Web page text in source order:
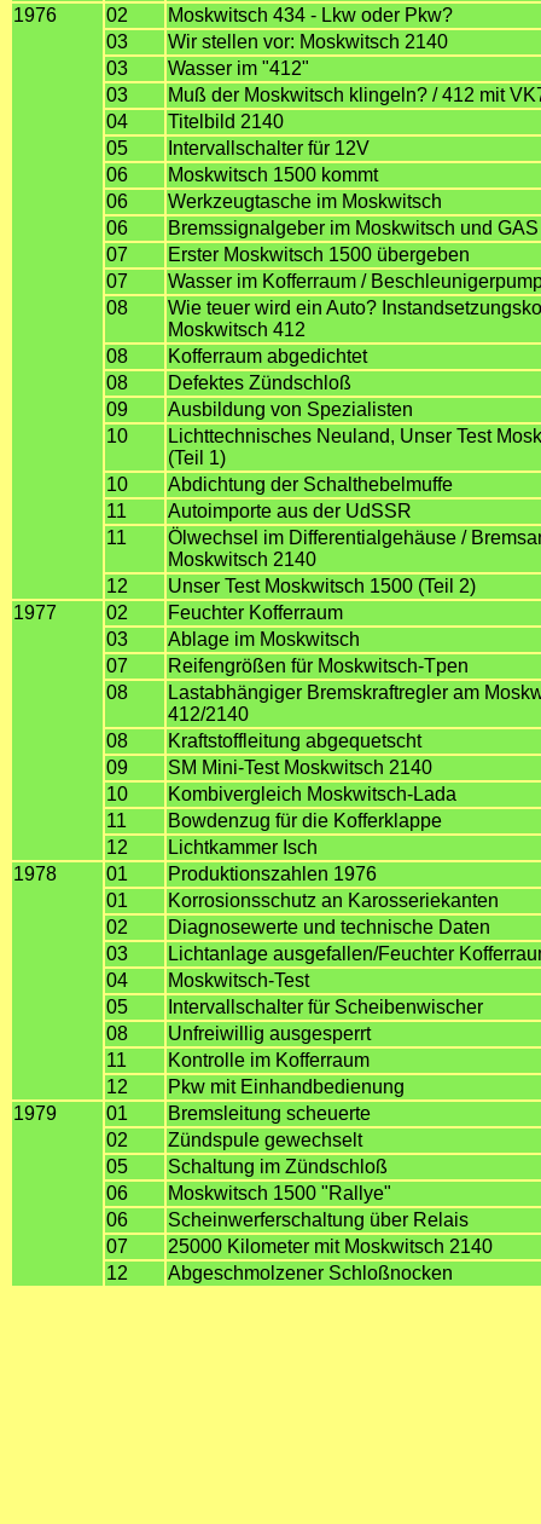
1976
02
Moskwitsch 434 - Lkw oder Pkw?
03
Wir stellen vor: Moskwitsch 2140
03
Wasser im "412"
03
Muß der Moskwitsch klingeln? / 412 mit
04
Titelbild 2140
05
Intervallschalter für 12V
06
Moskwitsch 1500 kommt
06
Werkzeugtasche im Moskwitsch
06
Bremssignalgeber im Moskwitsch und
07
Erster Moskwitsch 1500 übergeben
07
Wasser im Kofferraum /
08
Wie teuer wird ein Auto?
Moskwitsch 412
08
Kofferraum abgedichtet
08
Defektes Zündschloß
09
Ausbildung von Spezialisten
10
Lichttechnisches Neuland, Unser Test
(Teil 1)
10
Abdichtung der Schalthebelmuffe
11
Autoimporte aus der UdSSR
11
Ölwechsel im Differentialgehäuse /
Moskwitsch 2140
12
Unser Test Moskwitsch 1500 (Teil 2)
1977
02
Feuchter Kofferraum
03
Ablage im Moskwitsch
07
Reifengrößen für Moskwitsch-Tpen
08
Lastabhängiger Bremskraftregler am
412/2140
08
Kraftstoffleitung abgequetscht
09
SM Mini-Test Moskwitsch 2140
10
Kombivergleich Moskwitsch-Lada
11
Bowdenzug für die Kofferklappe
12
Lichtkammer Isch
1978
01
Produktionszahlen 1976
01
Korrosionsschutz an Karosseriekanten
02
Diagnosewerte und technische Daten
03
Lichtanlage ausgefallen/Feuchter
04
Moskwitsch-Test
05
Intervallschalter für Scheibenwischer
08
Unfreiwillig ausgesperrt
11
Kontrolle im Kofferraum
12
Pkw mit Einhandbedienung
1979
01
Bremsleitung scheuerte
02
Zündspule gewechselt
05
Schaltung im Zündschloß
06
Moskwitsch 1500 "Rallye"
06
Scheinwerferschaltung über Relais
07
25000 Kilometer mit Moskwitsch 2140
12
Abgeschmolzener Schloßnocken